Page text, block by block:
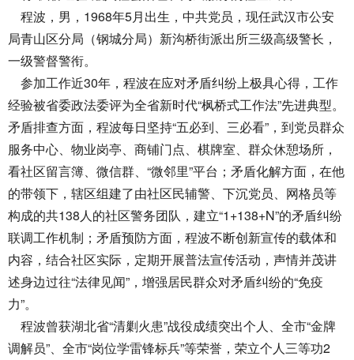
程波，男，1968年5月出生，中共党员，现任武汉市公安
局青山区分局（钢城分局）新沟桥街派出所三级高级警长，
一级警督警衔。
参加工作近30年，程波在应对矛盾纠纷上极具心得，工作
经验被省委政法委评为全省新时代“枫桥式工作法”先进典型。
矛盾排查方面，程波每日坚持“五必到、三必看”，到党员群众
服务中心、物业岗亭、商铺门点、棋牌室、群众休憩场所，
看社区留言簿、微信群、“微邻里”平台；矛盾化解方面，在他
的带领下，辖区组建了由社区民辅警、下沉党员、网格员等
构成的共138人的社区警务团队，建立“1+138+N”的矛盾纠纷
联调工作机制；矛盾预防方面，程波不断创新宣传的载体和
内容，结合社区实际，定期开展普法宣传活动，声情并茂讲
述身边过往“法律见闻”，增强居民群众对矛盾纠纷的“免疫
力”。
程波曾获湖北省“清剿火患”战役成绩突出个人、全市“金牌
调解员”、全市“岗位学雷锋标兵”等荣誉，荣立个人三等功2